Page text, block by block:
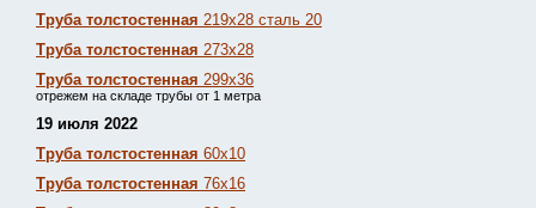
Труба толстостенная 219х28 сталь 20
Труба толстостенная 273х28
Труба толстостенная 299х36
отрежем на складе трубы от 1 метра
19 июля 2022
Труба толстостенная 60х10
Труба толстостенная 76х16